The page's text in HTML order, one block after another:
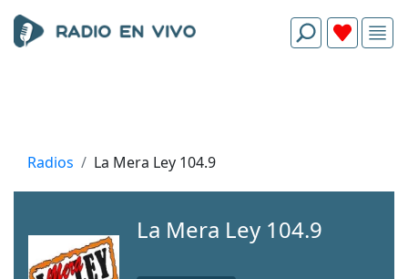
Radios La Mera Ley 104.9
La Mera Ley 104.9